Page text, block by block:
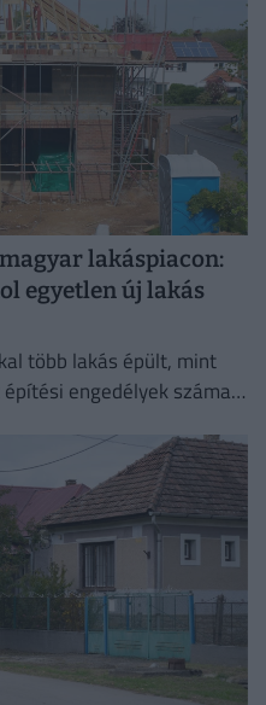
lakáspiacon:
egyetlen új lakás
több lakás épült, mint
engedélyek száma